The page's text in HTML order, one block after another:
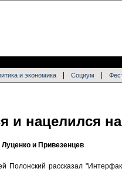
и экономика Социум
и нацелился
и Привезенцев
Полонский рассказал